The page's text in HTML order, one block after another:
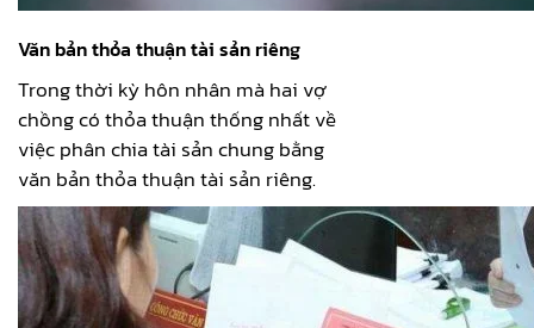
Văn bản thỏa thuận tài sản riêng
Trong thời kỳ hôn nhân mà hai vợ
chồng có thỏa thuận thống nhất về
việc phân chia tài sản chung bằng
văn bản thỏa thuận tài sản riêng.